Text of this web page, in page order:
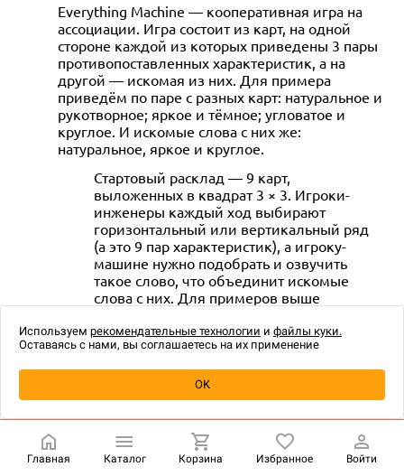
Everything Machine — кооперативная игра на
ассоциации. Игра состоит из карт, на одной
стороне каждой из которых приведены 3 пары
противопоставленных характеристик, а на
другой — искомая из них. Для примера
приведём по паре с разных карт: натуральное и
рукотворное; яркое и тёмное; угловатое и
круглое. И искомые слова с них же:
натуральное, яркое и круглое.
Стартовый расклад — 9 карт,
выложенных в квадрат 3 × 3. Игроки-
инженеры каждый ход выбирают
горизонтальный или вертикальный ряд
(а это 9 пар характеристик), а игроку-
машине нужно подобрать и озвучить
такое слово, что объединит искомые
слова с них. Для примеров выше
Если игроки-инженеры верно угадывают
вскрываются и остаются на месте, а иначе
уходят в штрафную стопку, и чем там в
лучше результат.
Shaper — ещё одна кооперативная игра на
Главная Каталог Корзина Избранное Войти
Используем рекомендательные технологии и файлы куки.
Оставаясь с нами, вы соглашаетесь на их применение
OK